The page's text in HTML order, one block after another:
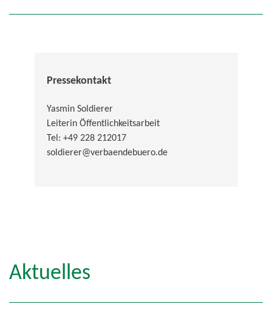
Pressekontakt
Yasmin Soldierer
Leiterin Öffentlichkeitsarbeit
Tel: +49 228 212017
soldierer@verbaendebuero.de
Aktuelles